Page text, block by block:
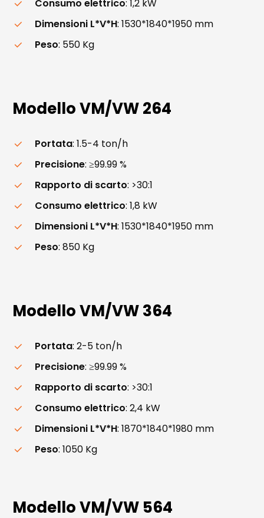
Consumo elettrico: 1,2 kW
Dimensioni L*V*H: 1530*1840*1950 mm
Peso: 550 Kg
Modello VM/VW264
Portata: 1.5-4 ton/h
Precisione: ≥99.99 %
Rapporto di scarto: >30:1
Consumo elettrico: 1,8 kW
Dimensioni L*V*H: 1530*1840*1950 mm
Peso: 850 Kg
Modello VM/VW364
Portata: 2-5 ton/h
Precisione: ≥99.99 %
Rapporto di scarto: >30:1
Consumo elettrico: 2,4 kW
Dimensioni L*V*H: 1870*1840*1980 mm
Peso: 1050 Kg
Modello VM/VW 564